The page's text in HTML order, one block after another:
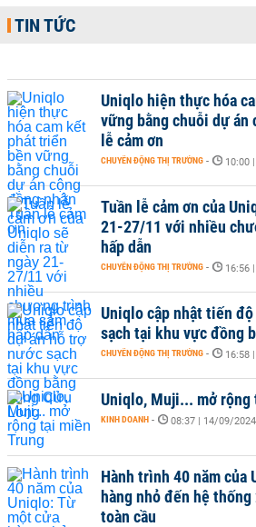
TIN TỨC
Uniqlo hiện thực hóa
vững bằng chuỗi dự án
lễ cảm ơn
CHUYỂN ĐỘNG THỊ TRƯỜNG - 10:00
Tuần lễ cảm ơn của
21-27/11 với nhiều
hấp dẫn
CHUYỂN ĐỘNG THỊ TRƯỜNG - 16:56
Uniqlo cập nhật tiến
sạch tại khu vực đồng
CHUYỂN ĐỘNG THỊ TRƯỜNG - 16:58
Uniqlo, Muji... mở rộng
KINH DOANH - 08:37 | 14/09/2024
Hành trình 40 năm của
hàng nhỏ đến hệ
toàn cầu